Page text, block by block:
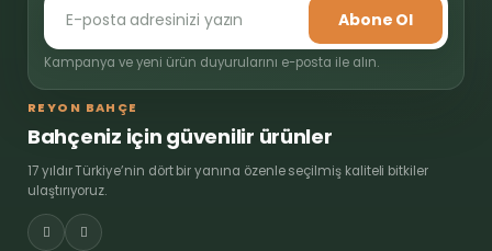
Abone Ol
Kampanya ve yeni ürün duyurularını e-posta ile alın.
REYON BAHÇE
Bahçeniz için güvenilir ürünler
17 yıldır Türkiye’nin dört bir yanına özenle seçilmiş kaliteli bitkiler
ulaştırıyoruz.